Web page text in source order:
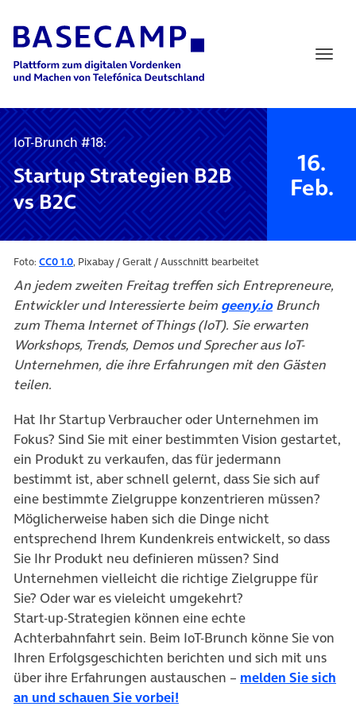
Main Navigation
IoT-Brunch #18:
Startup Strategien B2B
vs B2C
16.
Feb.
Foto: CC0 1.0, Pixabay / Geralt / Ausschnitt bearbeitet
An jedem zweiten Freitag treffen sich Entrepreneure,
Entwickler und Interessierte beim geeny.ioBrunch
zum Thema Internet of Things (IoT). Sie erwarten
Workshops, Trends, Demos und Sprecher aus IoT-
Unternehmen, die ihre Erfahrungen mit den Gästen
teilen.
Hat Ihr Startup Verbraucher oder Unternehmen im
Fokus? Sind Sie mit einer bestimmten Vision gestartet,
ein Produkt zu verkaufen, das für jedermann
bestimmt ist, aber schnell gelernt, dass Sie sich auf
eine bestimmte Zielgruppe konzentrieren müssen?
Möglicherweise haben sich die Dinge nicht
entsprechend Ihrem Kundenkreis entwickelt, so dass
Sie Ihr Produkt neu definieren müssen? Sind
Unternehmen vielleicht die richtige Zielgruppe für
Sie? Oder war es vieleicht umgekehrt?
Start-up-Strategien können eine echte
Achterbahnfahrt sein. Beim IoT-Brunch könne Sie von
Ihren Erfolgsgeschichten berichten und sich mit uns
über ihre Erfahrungen austauschen – melden Sie sich
an und schauen Sie vorbei!